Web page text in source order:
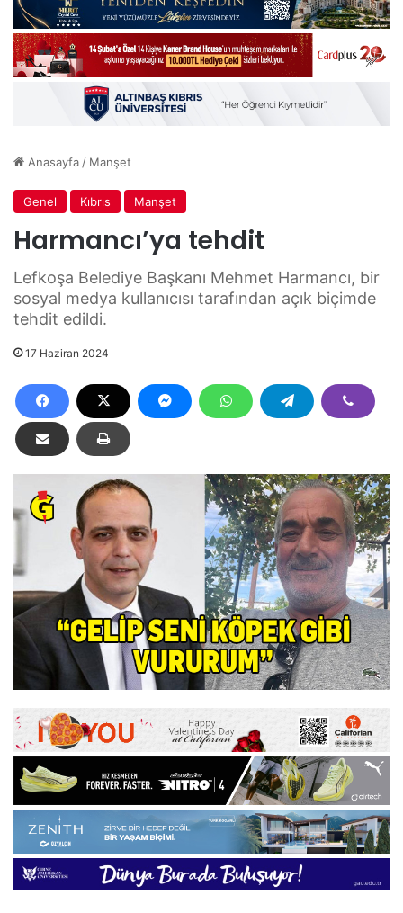
Anasayfa / Manşet
Genel Kıbrıs Manşet
Harmancı’ya tehdit
Lefkoşa Belediye Başkanı Mehmet Harmancı, bir
sosyal medya kullanıcısı tarafından açık biçimde
tehdit edildi.
17 Haziran 2024